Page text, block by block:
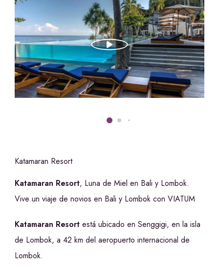
Katamaran Resort
Katamaran Resort, Luna de Miel en Bali y Lombok.
Vive un viaje de novios en Bali y Lombok con VIATUM
Katamaran Resort está ubicado en Senggigi, en la isla
de Lombok, a 42 km del aeropuerto internacional de
Lombok.